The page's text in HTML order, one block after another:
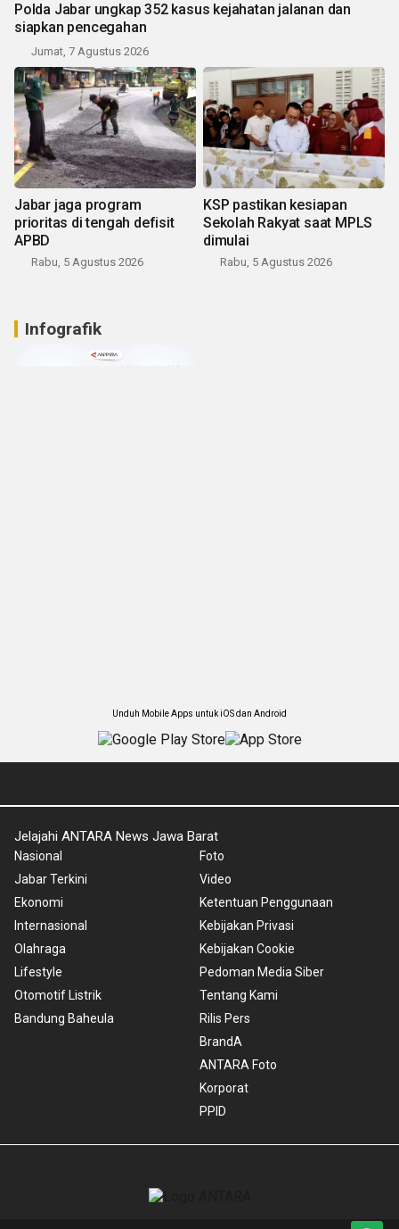
Polda Jabar ungkap 352 kasus kejahatan jalanan dan
siapkan pencegahan
Jumat, 7 Agustus 2026
Jabar jaga program
prioritas di tengah defisit
APBD
Rabu, 5 Agustus 2026
KSP pastikan kesiapan
Sekolah Rakyat saat MPLS
dimulai
Rabu, 5 Agustus 2026
Infografik
Unduh Mobile Apps untuk iOS dan Android
Jelajahi ANTARA News Jawa Barat
Nasional
Jabar Terkini
Ekonomi
Internasional
Olahraga
Lifestyle
Otomotif Listrik
Bandung Baheula
Foto
Video
Ketentuan Penggunaan
Kebijakan Privasi
Kebijakan Cookie
Pedoman Media Siber
Tentang Kami
Rilis Pers
BrandA
ANTARA Foto
Korporat
PPID